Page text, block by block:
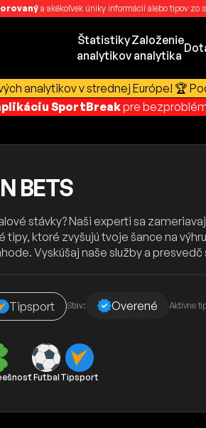
a akékoľvek úniky informácií alebo tipov zo
Štatistiky
analytikov
Založenie
analytika
analytikov v strednej Európe! 🏆
SportBreakpre
BETS
stávky? Naši experti sa
ktoré zvyšujú tvoje šance na
Vyskúšaj naše služby a presvedč
Tipsport Stav: Overené Aktívne
Futbal Tipsport